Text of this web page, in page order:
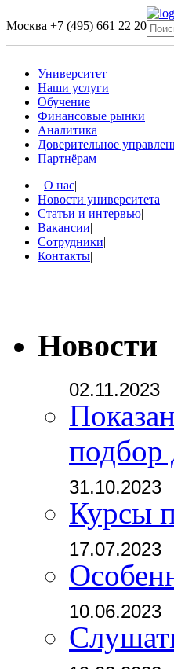
Москва +7 (495) 661 22 20
Университет
Наши услуги
Обучение
Финансовые рынки
Аналитика
Доверительное
Партнёрам
О нас|
Новости университета|
Статьи и интервью|
Вакансии|
Сотрудники|
Контакты|
Новости
02.11.2023
подбор
31.10.2023
Курсы
17.07.2023
10.06.2023